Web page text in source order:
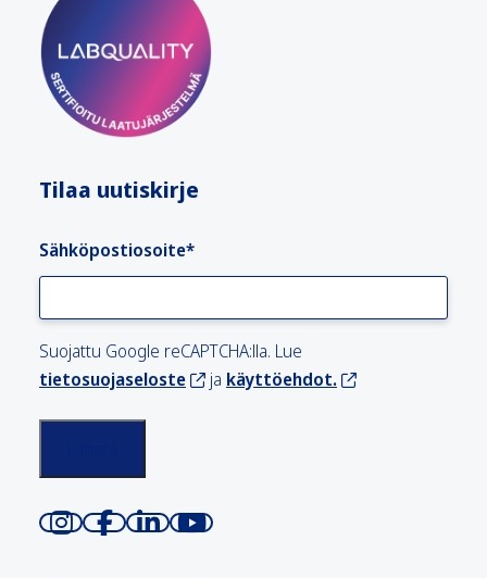
Tilaa uutiskirje
Sähköpostiosoite*
Suojattu Google reCAPTCHA:lla. Lue
tietosuojaseloste
ja käyttöehdot.